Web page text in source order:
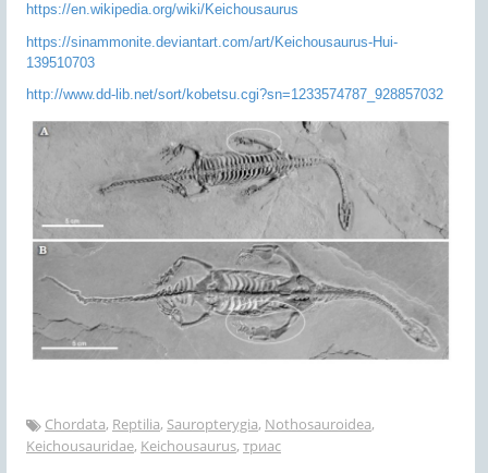
https://en.wikipedia.org/wiki/Keichousaurus
https://sinammonite.deviantart.com/art/Keichousaurus-Hui-
139510703
http://www.dd-lib.net/sort/kobetsu.cgi?sn=1233574787_928857032
Chordata, Reptilia, Sauropterygia, Nothosauroidea,
Keichousauridae, Keichousaurus, триас